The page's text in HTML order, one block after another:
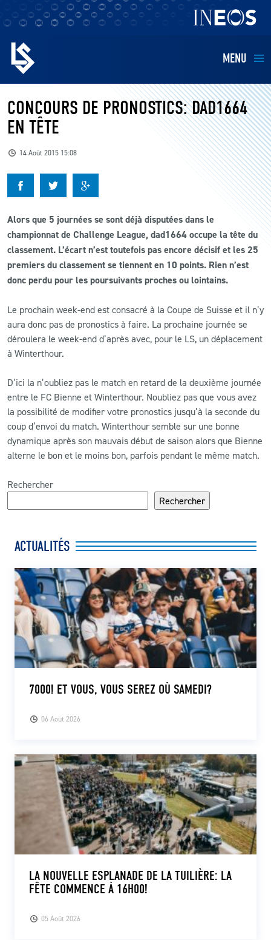
MENU
EQUIPES
BILLETTERIE
KIDS
BUSINESS
RESTAURATION
CONTACT
LS E-SHOP
L’APP DU LS
LS ACADEMY CAMPS
PRESSE ET MEDIAS
CONCOURS DE PRONOSTICS: DAD1664
EN TÊTE
14 Août 2015 15:08
Alors que 5 journées se sont déjà disputées dans le
championnat de Challenge League, dad1664 occupe la tête du
classement. L’écart n’est toutefois pas encore décisif et les 25
premiers du classement se tiennent en 10 points. Rien n’est
donc perdu pour les poursuivants proches ou lointains.
Le prochain week-end est consacré à la Coupe de Suisse et il n’y
aura donc pas de pronostics à faire. La prochaine journée se
déroulera le week-end d’après avec, pour le LS, un déplacement
à Winterthour.
D’ici la n’oubliez pas le match en retard de la deuxième journée
entre le FC Bienne et Winterthour. Noubliez pas que vous avez
la possibilité de modifier votre pronostics jusqu’à la seconde du
coup d’envoi du match. Winterthour semble sur une bonne
dynamique après son mauvais début de saison alors que Bienne
alterne le bon et le moins bon, parfois pendant le même match.
Rechercher
Rechercher
ACTUALITÉS
06 Août 2026
7000! ET VOUS, VOUS SEREZ OÙ SAMEDI?
05 Août 2026
LA NOUVELLE ESPLANADE DE LA TUILIÈRE: LA
FÊTE COMMENCE À 16H00!